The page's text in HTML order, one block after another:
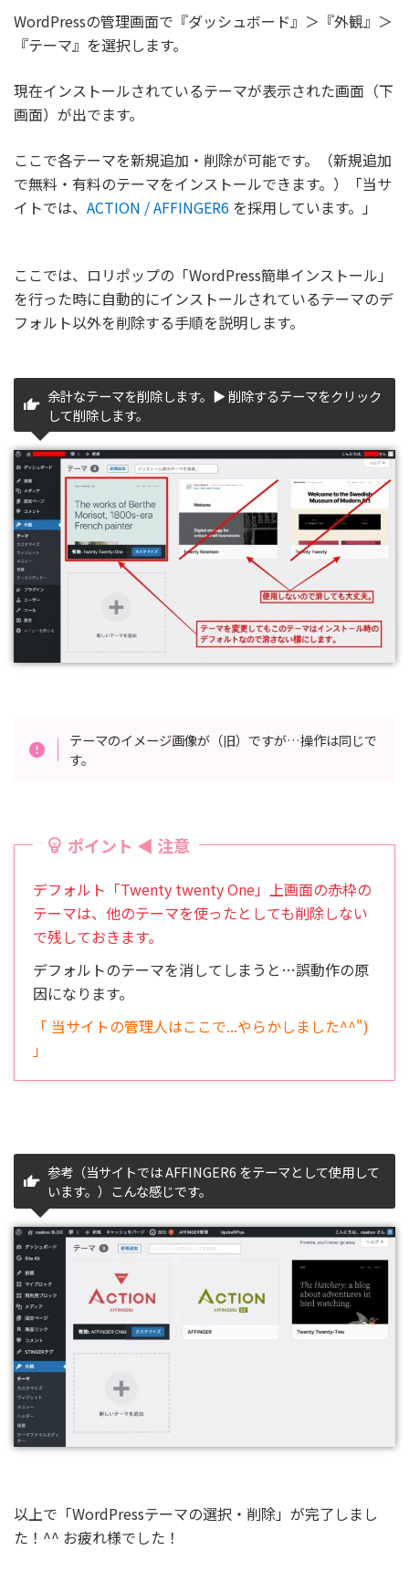
画面）が出でます。
で無料・有料のテーマをインストールできます。）「当サ
イトでは、 ACTION / AFFINGER6
ここでは、ロリポップの「WordPress簡単インストール」
を行った時に自動的にインストールされているテーマのデ
余計なテーマを削除します。▶︎ 削除するテーマをクリック
して削除します。
テーマのイメージ画像が（旧）ですが…操作は同じで
ポイント ◀︎ 注意
で残しておきます。
デフォルトのテーマを消してしまうと…誤動作の原
因になります。
「 当サイトの管理人はここで...やらかしました^^")
」
参考（当サイトでは AFFINGER6 をテーマとして使用して
以上で「WordPressテーマの選択・削除」が完了しまし
た！^^ お疲れ様でした！